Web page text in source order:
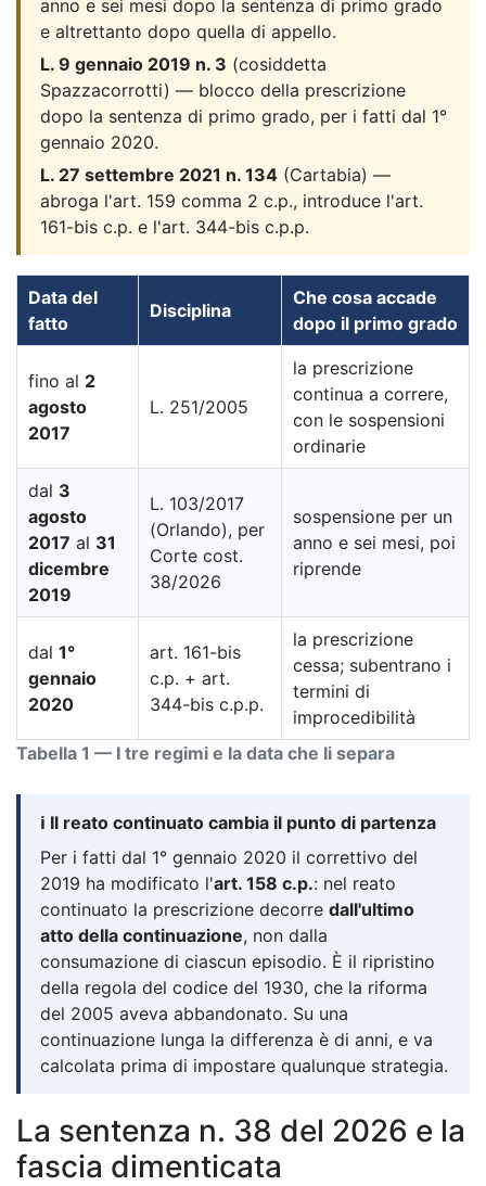
anno e sei mesi dopo la sentenza di primo grado
e altrettanto dopo quella di appello.
L. 9 gennaio 2019 n. 3 (cosiddetta
Spazzacorrotti) — blocco della prescrizione
dopo la sentenza di primo grado, per i fatti dal 1°
gennaio 2020.
L. 27 settembre 2021 n. 134 (Cartabia) —
abroga l'art. 159 comma 2 c.p., introduce l'art.
161-bis c.p. e l'art. 344-bis c.p.p.
Tabella 1 — I tre regimi e la data che li separa
Data del
fatto
Disciplina
Che cosa accade
dopo il primo grado
fino al 2
agosto
2017
L. 251/2005
la prescrizione
continua a correre,
con le sospensioni
ordinarie
dal 3
agosto
2017 al 31
dicembre
2019
L. 103/2017
(Orlando), per
Corte cost.
38/2026
sospensione per un
anno e sei mesi, poi
riprende
dal 1°
gennaio
2020
art. 161-bis
c.p. + art.
344-bis c.p.p.
la prescrizione
cessa; subentrano i
termini di
improcedibilità
ℹ️ Il reato continuato cambia il punto di partenza
Per i fatti dal 1° gennaio 2020 il correttivo del
2019 ha modificato l'art. 158 c.p.: nel reato
continuato la prescrizione decorre dall'ultimo
atto della continuazione, non dalla
consumazione di ciascun episodio. È il ripristino
della regola del codice del 1930, che la riforma
del 2005 aveva abbandonato. Su una
continuazione lunga la differenza è di anni, e va
calcolata prima di impostare qualunque strategia.
La sentenza n. 38 del 2026 e la
fascia dimenticata